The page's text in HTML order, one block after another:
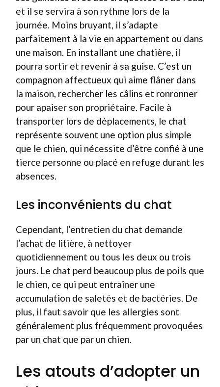
et il se servira à son rythme lors de la
journée. Moins bruyant, il s’adapte
parfaitement à la vie en appartement ou dans
une maison. En installant une chatière, il
pourra sortir et revenir à sa guise. C’est un
compagnon affectueux qui aime flâner dans
la maison, rechercher les câlins et ronronner
pour apaiser son propriétaire. Facile à
transporter lors de déplacements, le chat
représente souvent une option plus simple
que le chien, qui nécessite d’être confié à une
tierce personne ou placé en refuge durant les
absences.
Les inconvénients du chat
Cependant, l’entretien du chat demande
l’achat de litière, à nettoyer
quotidiennement ou tous les deux ou trois
jours. Le chat perd beaucoup plus de poils que
le chien, ce qui peut entraîner une
accumulation de saletés et de bactéries. De
plus, il faut savoir que les allergies sont
généralement plus fréquemment provoquées
par un chat que par un chien.
Les atouts d’adopter un